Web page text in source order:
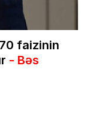
faizinin
- Bəs